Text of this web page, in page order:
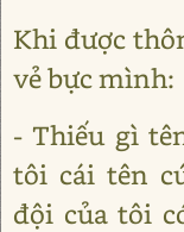
Khi được
vẻ bực mình:
- Thiếu gì
tôi cái tên
đội của tôi